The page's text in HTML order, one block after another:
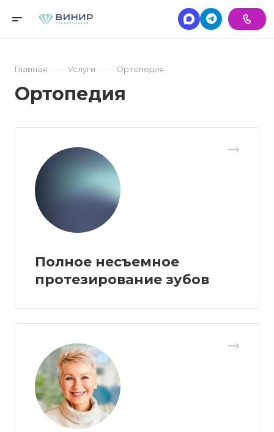
Главная — Услуги — Ортопедия
Ортопедия
Полное несъемное
протезирование зубов